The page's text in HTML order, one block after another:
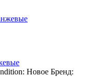
Новое Бренд: